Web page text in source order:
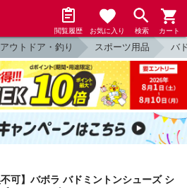
閲覧履歴 お気に入り 検索 カート
ウトドア・釣り スポーツ用品 バ
可】バボラ バドミントンシューズ シ